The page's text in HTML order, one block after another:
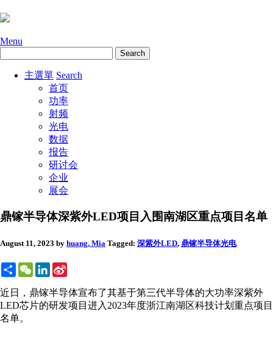
Menu
主選單 Search
首页
功率
射频
光电
数据
报告
研讨会
企业
展会
鼎镓半导体深紫外LED项目入围南湖区重点项目名单
August 11, 2023 by huang, Mia Tagged: 深紫外LED, 鼎镓半导体光电
ShareWeChatLinkedIn
近日，鼎镓半导体宣布了其基于第三代半导体的大功率深紫外
LED芯片的研发项目进入2023年度浙江南湖区科技计划重点项目
名单。